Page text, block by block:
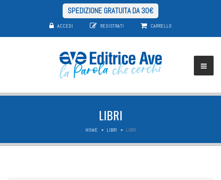
SPEDIZIONE GRATUITA DA 30€
ACCEDI REGISTRATI CARRELLO
LIBRI
HOME LIBRI LIBRI